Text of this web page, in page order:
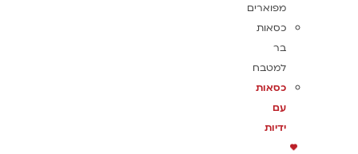
מפוארים
כסאות
בר
למטבח
כסאות
עם
ידיות